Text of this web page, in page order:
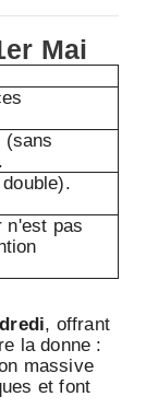
Mai
(sans
n'est pas
, offrant
la donne :
massive
et font